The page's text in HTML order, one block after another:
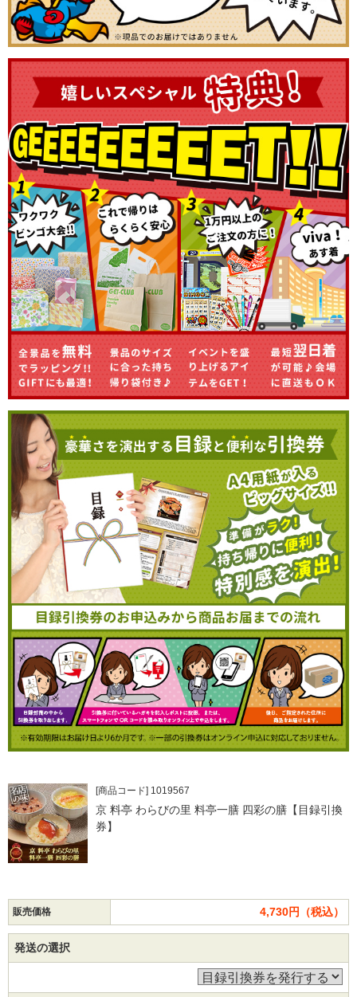
[商品コード] 1019567
京 料亭 わらびの里 料亭一膳 四彩の膳【目録引換
券】
販売価格 4,730円（税込）
発送の選択